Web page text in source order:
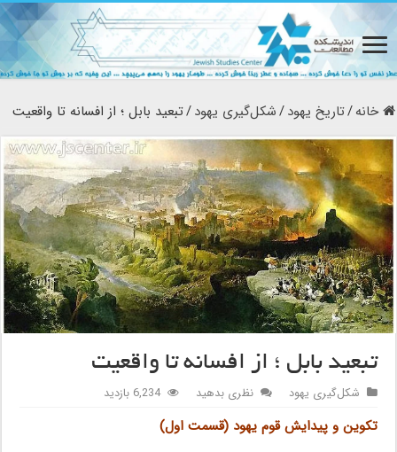
خانه/تاریخ یهود/شکل‌گیری یهود/تبعید بابل ؛ از افسانه تا واقعیت
تبعید بابل ؛ از افسانه تا واقعیت
شکل‌گیری یهود نظری بدهید 6,234 بازدید
تکوین و پیدایش قوم یهود (قسمت اول)